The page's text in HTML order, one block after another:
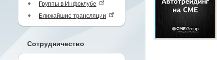
Группы в Инфоклубе
Ближайшие трансляции
Сотрудничество